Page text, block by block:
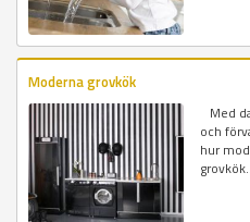
Moderna grovkök
Med
och
hur